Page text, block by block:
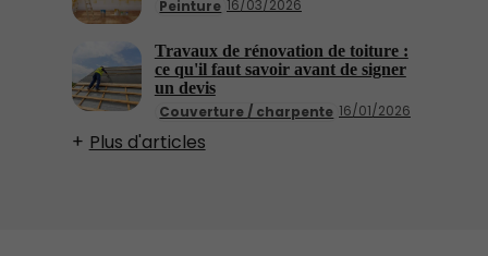
Peinture 16/03/2026
Couverture / charpente 16/01/2026
Travaux de rénovation de toiture :
ce qu'il faut savoir avant de signer
un devis
Plus d'articles